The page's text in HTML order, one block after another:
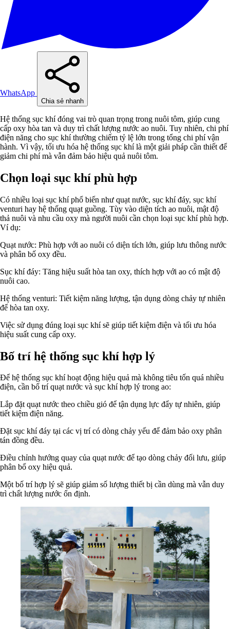
WhatsApp
Chia sẻ nhanh
Hệ thống sục khí đóng vai trò quan trọng trong nuôi tôm, giúp cung
cấp oxy hòa tan và duy trì chất lượng nước ao nuôi. Tuy nhiên, chi phí
điện năng cho sục khí thường chiếm tỷ lệ lớn trong tổng chi phí vận
hành. Vì vậy, tối ưu hóa hệ thống sục khí là một giải pháp cần thiết để
giảm chi phí mà vẫn đảm bảo hiệu quả nuôi tôm.
Chọn loại sục khí phù hợp
Có nhiều loại sục khí phổ biến như quạt nước, sục khí đáy, sục khí
venturi hay hệ thống quạt guồng. Tùy vào diện tích ao nuôi, mật độ
thả nuôi và nhu cầu oxy mà người nuôi cần chọn loại sục khí phù hợp.
Ví dụ:
Quạt nước: Phù hợp với ao nuôi có diện tích lớn, giúp lưu thông nước
và phân bố oxy đều.
Sục khí đáy: Tăng hiệu suất hòa tan oxy, thích hợp với ao có mật độ
nuôi cao.
Hệ thống venturi: Tiết kiệm năng lượng, tận dụng dòng chảy tự nhiên
để hòa tan oxy.
Việc sử dụng đúng loại sục khí sẽ giúp tiết kiệm điện và tối ưu hóa
hiệu suất cung cấp oxy.
Bố trí hệ thống sục khí hợp lý
Để hệ thống sục khí hoạt động hiệu quả mà không tiêu tốn quá nhiều
điện, cần bố trí quạt nước và sục khí hợp lý trong ao:
Lắp đặt quạt nước theo chiều gió để tận dụng lực đẩy tự nhiên, giúp
tiết kiệm điện năng.
Đặt sục khí đáy tại các vị trí có dòng chảy yếu để đảm bảo oxy phân
tán đồng đều.
Điều chỉnh hướng quay của quạt nước để tạo dòng chảy đối lưu, giúp
phân bổ oxy hiệu quả.
Một bố trí hợp lý sẽ giúp giảm số lượng thiết bị cần dùng mà vẫn duy
trì chất lượng nước ổn định.